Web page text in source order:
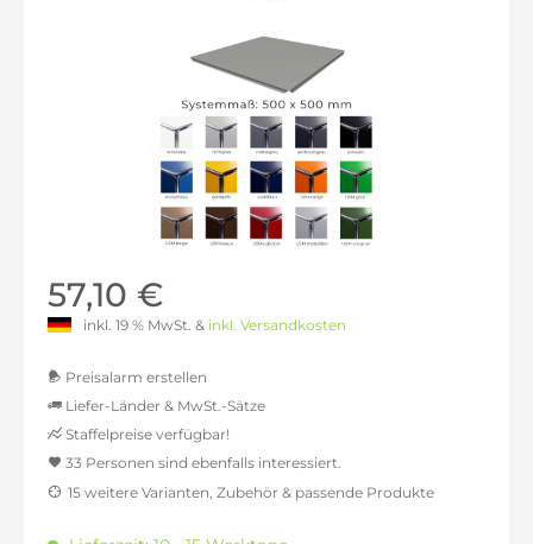
57,10 €
inkl. 19 % MwSt. & inkl. Versandkosten
Preisalarm erstellen
Liefer-Länder & MwSt.-Sätze
MwSt.-befreit: 47,90 €
inkl. 20% MwSt.: 57,48 €
Staffelpreise verfügbar!
Menge
Stückpreis
33 Personen sind ebenfalls interessiert.
15 weitere Varianten, Zubehör & passende Produkte